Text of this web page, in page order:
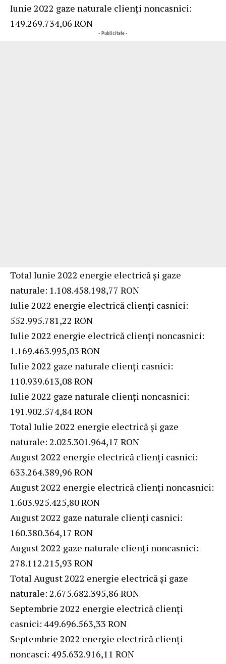
Iunie 2022 gaze naturale clienți noncasnici:
149.269.734,06 RON
- Publicitate -
Total Iunie 2022 energie electrică și gaze
naturale: 1.108.458.198,77 RON
Iulie 2022 energie electrică clienți casnici:
552.995.781,22 RON
Iulie 2022 energie electrică clienți noncasnici:
1.169.463.995,03 RON
Iulie 2022 gaze naturale clienți casnici:
110.939.613,08 RON
Iulie 2022 gaze naturale clienți noncasnici:
191.902.574,84 RON
Total Iulie 2022 energie electrică și gaze
naturale: 2.025.301.964,17 RON
August 2022 energie electrică clienți casnici:
633.264.389,96 RON
August 2022 energie electrică clienți noncasnici:
1.603.925.425,80 RON
August 2022 gaze naturale clienți casnici:
160.380.364,17 RON
August 2022 gaze naturale clienți noncasnici:
278.112.215,93 RON
Total August 2022 energie electrică și gaze
naturale: 2.675.682.395,86 RON
Septembrie 2022 energie electrică clienți
casnici: 449.696.563,33 RON
Septembrie 2022 energie electrică clienți
noncasci: 495.632.916,11 RON